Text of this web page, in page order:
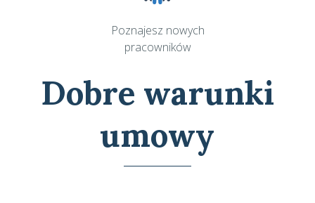
Poznajesz nowych
pracowników
Dobre warunki
umowy